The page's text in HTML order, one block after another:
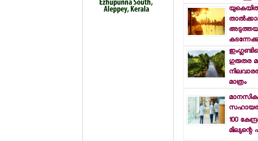
ഗുരുതര
മാത്രം
100
മില്യന്റെ